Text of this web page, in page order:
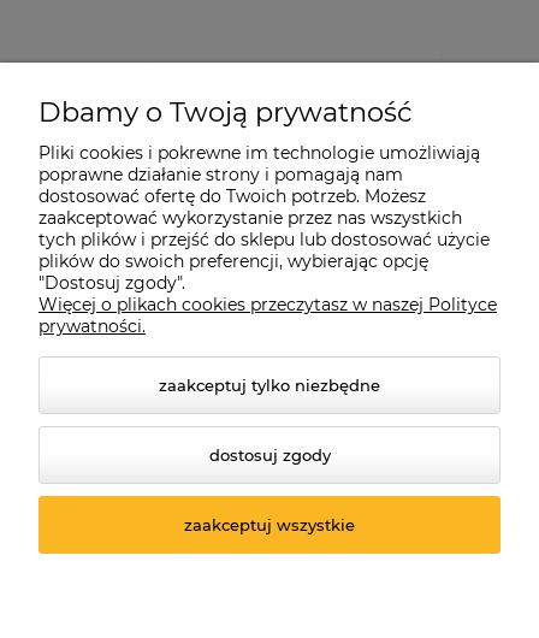
© 2026 suprabike.pl. Wszelkie prawa zastrzeżone.
Styl graficzny ShopGadget.pl Sklep internetowy Shoper.pl
Dbamy o Twoją prywatność
Pliki cookies i pokrewne im technologie umożliwiają
poprawne działanie strony i pomagają nam
dostosować ofertę do Twoich potrzeb. Możesz
zaakceptować wykorzystanie przez nas wszystkich
tych plików i przejść do sklepu lub dostosować użycie
plików do swoich preferencji, wybierając opcję
"Dostosuj zgody".
Więcej o plikach cookies przeczytasz w naszej Polityce
prywatności.
zaakceptuj tylko niezbędne
dostosuj zgody
zaakceptuj wszystkie